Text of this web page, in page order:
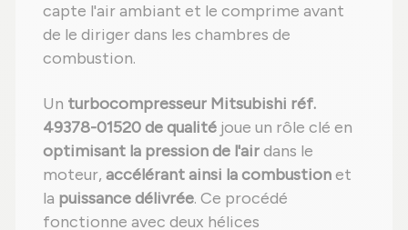
capte l'air ambiant et le comprime avant
de le diriger dans les chambres de
combustion.
Un turbocompresseur Mitsubishi réf.
49378-01520 de qualité joue un rôle clé en
optimisant la pression de l'airdans le
moteur, accélérant ainsi la combustionet
la puissance délivrée. Ce procédé
fonctionne avec deux hélices